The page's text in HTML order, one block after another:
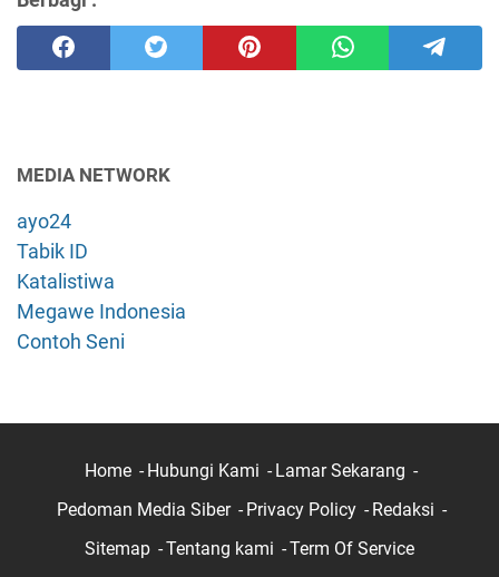
MEDIA NETWORK
ayo24
Tabik ID
Katalistiwa
Megawe Indonesia
Contoh Seni
Home Hubungi Kami
Lamar Sekarang
Pedoman Media Siber
Privacy Policy
Redaksi
Sitemap
Tentang kami Term Of Service